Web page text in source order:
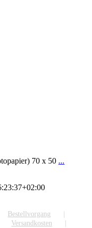
70 x 50 ...
Bestellvorgang
Versandkosten